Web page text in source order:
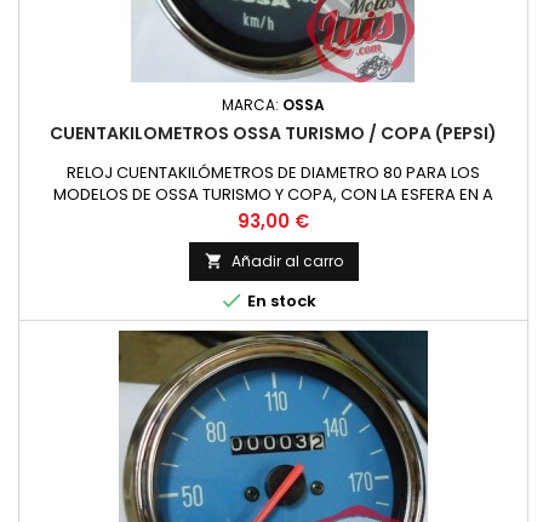
MARCA: OSSA
CUENTAKILOMETROS OSSA TURISMO / COPA (PEPSI)
RELOJ CUENTAKILÓMETROS DE DIAMETRO 80 PARA LOS
MODELOS DE OSSA TURISMO Y COPA, CON LA ESFERA EN A
Precio
93,00 €
 Añadir al carro
 En stock